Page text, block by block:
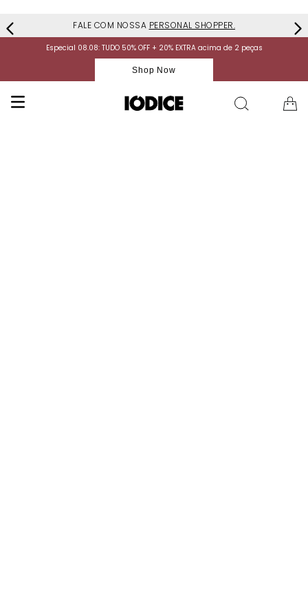
FALE COM NOSSA PERSONAL SHOPPER.
Especial 08.08: TUDO 50% OFF + 20% EXTRA acima de 2 peças
Shop Now